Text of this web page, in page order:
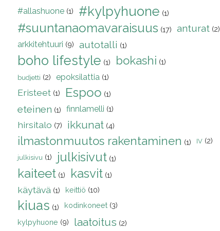
#allashuone (1) #kylpyhuone (1)
#suuntanaomavaraisuus (17) anturat (2)
arkkitehtuuri (9) autotalli (1)
boho lifestyle (1) bokashi (1)
budjetti (2) epoksilattia (1)
Eristeet (1) Espoo (1)
eteinen (1) finnlamelli (1)
hirsitalo (7) ikkunat (4)
ilmastonmuutos rakentaminen (1) IV (2)
julkisivu (1) julkisivut (1)
kaiteet (1) kasvit (1)
käytävä (1) keittiö (10)
kiuas (1) kodinkoneet (3)
kylpyhuone (9) laatoitus (2)